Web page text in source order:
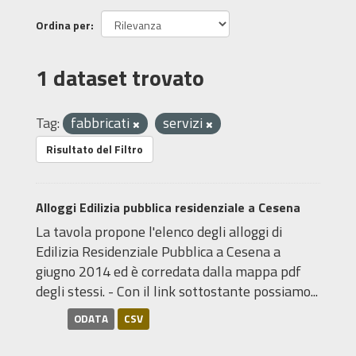
Ordina per
1 dataset trovato
Tag: fabbricati servizi
Risultato del Filtro
Alloggi Edilizia pubblica residenziale a Cesena
La tavola propone l'elenco degli alloggi di
Edilizia Residenziale Pubblica a Cesena a
giugno 2014 ed è corredata dalla mappa pdf
degli stessi. - Con il link sottostante possiamo...
ODATA CSV